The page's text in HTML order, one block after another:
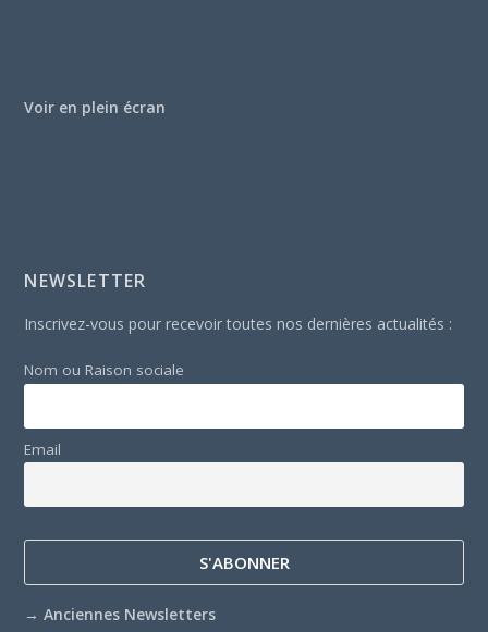
Voir en plein écran
NEWSLETTER
Inscrivez-vous pour recevoir toutes nos dernières actualités :
Nom ou Raison sociale
Email
→Anciennes Newsletters